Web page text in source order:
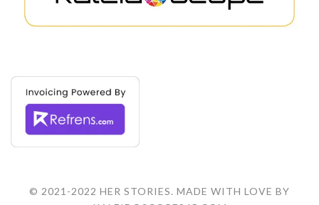
© 2021-2022 HER STORIES. MADE WITH LOVE BY